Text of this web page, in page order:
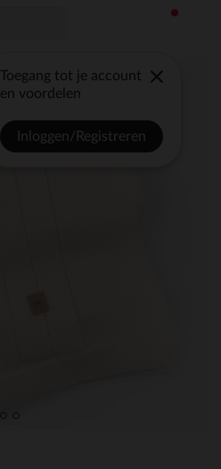
Toegang tot je account
en voordelen
Inloggen/Registreren